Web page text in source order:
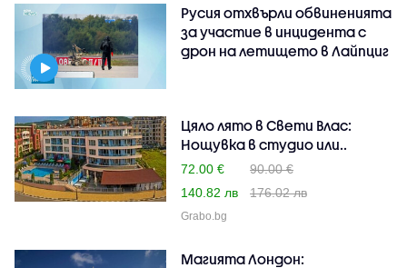
Русия отхвърли обвиненията
за участие в инцидента с
дрон на летището в Лайпциг
Цяло лято в Свети Влас:
Нощувка в студио или..
72.00 €
90.00 €
140.82 лв
176.02 лв
Grabo.bg
Магията Лондон: